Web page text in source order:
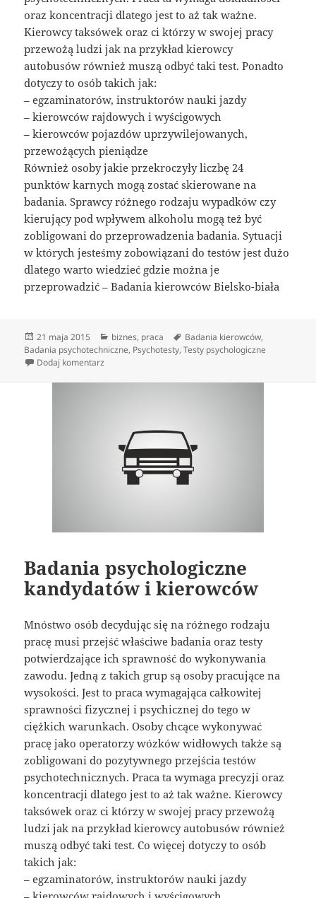
oraz koncentracji dlatego jest to aż tak ważne.
Kierowcy taksówek oraz ci którzy w swojej pracy
przewożą ludzi jak na przykład kierowcy
autobusów również muszą odbyć taki test. Ponadto
dotyczy to osób takich jak:
– egzaminatorów, instruktorów nauki jazdy
– kierowców rajdowych i wyścigowych
– kierowców pojazdów uprzywilejowanych,
przewożących pieniądze
Również osoby jakie przekroczyły liczbę 24
punktów karnych mogą zostać skierowane na
badania. Sprawcy różnego rodzaju wypadków czy
kierujący pod wpływem alkoholu mogą też być
zobligowani do przeprowadzenia badania. Sytuacji
w których jesteśmy zobowiązani do testów jest dużo
dlatego warto wiedzieć gdzie można je
przeprowadzić – Badania kierowców Bielsko-biała
Data
publikacji
21 maja 2015 Kategorie
biznes, praca Tagi
Badania kierowców,
Badania psychotechniczne, Psychotesty,Testy psychologiczne
Dodaj komentarz
Badania psychologiczne
kandydatów i kierowców
Mnóstwo osób decydując się na różnego rodzaju
pracę musi przejść właściwe badania oraz testy
potwierdzające ich sprawność do wykonywania
zawodu. Jedną z takich grup są osoby pracujące na
wysokości. Jest to praca wymagająca całkowitej
sprawności fizycznej i psychicznej do tego w
ciężkich warunkach. Osoby chcące wykonywać
pracę jako operatorzy wózków widłowych także są
zobligowani do pozytywnego przejścia testów
psychotechnicznych. Praca ta wymaga precyzji oraz
koncentracji dlatego jest to aż tak ważne. Kierowcy
taksówek oraz ci którzy w swojej pracy przewożą
ludzi jak na przykład kierowcy autobusów również
muszą odbyć taki test. Co więcej dotyczy to osób
takich jak:
– egzaminatorów, instruktorów nauki jazdy